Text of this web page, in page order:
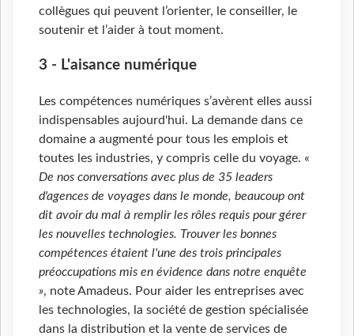
collègues qui peuvent l’orienter, le conseiller, le
soutenir et l’aider à tout moment.
3 - L'aisance numérique
Les compétences numériques s’avèrent elles aussi
indispensables aujourd'hui. La demande dans ce
domaine a augmenté pour tous les emplois et
toutes les industries, y compris celle du voyage. «
De nos conversations avec plus de 35 leaders
d'agences de voyages dans le monde, beaucoup ont
dit avoir du mal à remplir les rôles requis pour gérer
les nouvelles technologies. Trouver les bonnes
compétences étaient l'une des trois principales
préoccupations mis en évidence dans notre enquête
», note Amadeus. Pour aider les entreprises avec
les technologies, la société de gestion spécialisée
dans la distribution et la vente de services de